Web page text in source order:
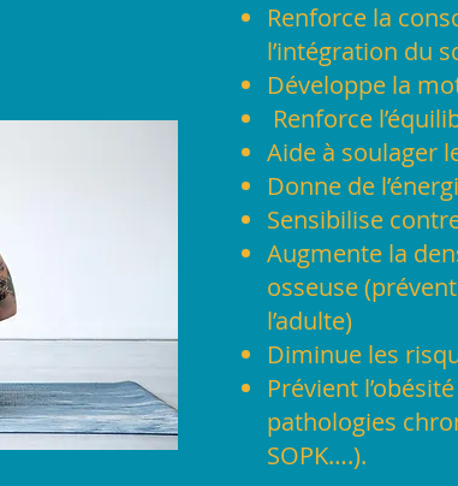
Renforce la
l’intégration du
Développe la
Renforce
Aide à soulager
Donne de
Sensibilise
Augmente la
osseuse
l’adulte)
Diminue les
Prévient
pathologies
SOPK….).